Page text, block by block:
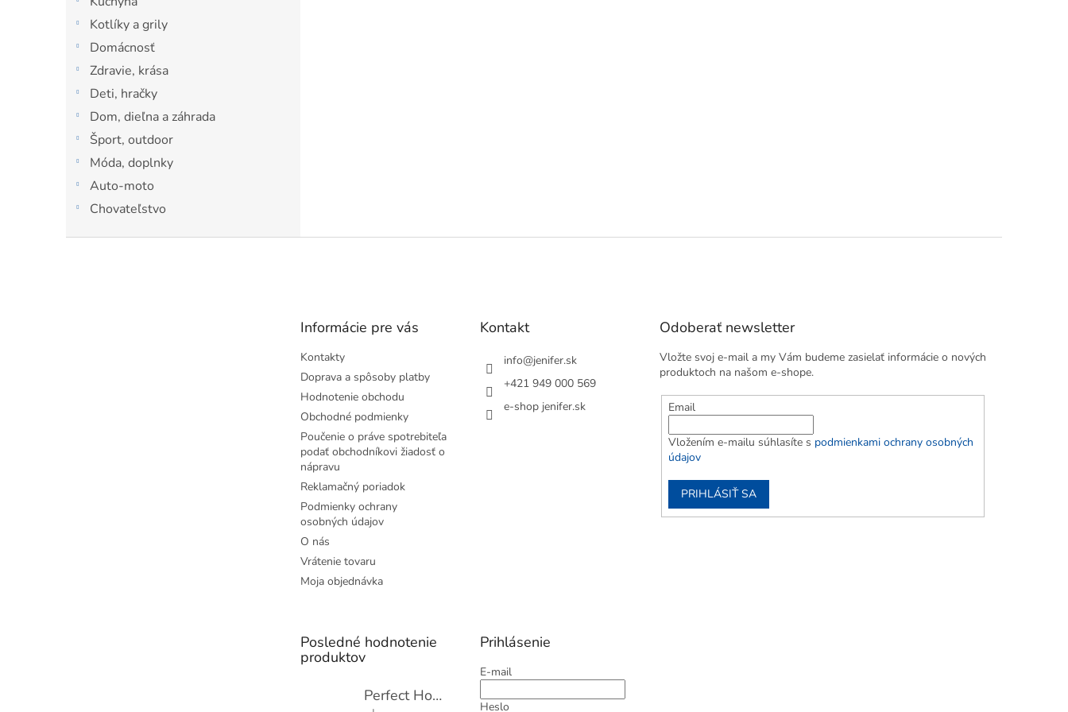
Kotlíky a grily
Domácnosť
Zdravie, krása
Deti, hračky
Dom, dieľna a záhrada
Šport, outdoor
Móda, doplnky
Auto-moto
Chovateľstvo
Informácie pre vás
Kontakty
Doprava a spôsoby platby
Hodnotenie obchodu
Obchodné podmienky
Poučenie o práve spotrebiteľa
podať obchodníkovi žiadosť o
nápravu
Reklamačný poriadok
Podmienky ochrany
osobných údajov
O nás
Vrátenie tovaru
Moja objednávka
Kontakt
info@jenifer.sk
+421 949 000 569
e-shop jenifer.sk
Odoberať newsletter
Vložte svoj e-mail a my Vám budeme zasielať informácie o nových
produktoch na našom e-shope.
Email
Vložením e-mailu súhlasíte s podmienkami ochrany osobných
údajov
PRIHLÁSIŤ SA
Posledné hodnotenie
produktov
Perfect Home Tĺčik na mäso so sekáčikom, 56893
Prihlásenie
E-mail
Heslo